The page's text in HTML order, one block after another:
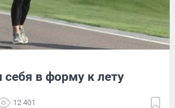
себя в форму к лету
12 401